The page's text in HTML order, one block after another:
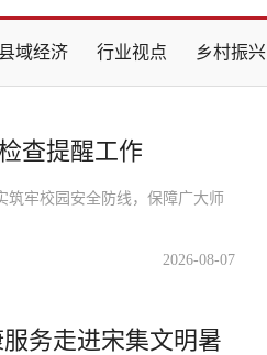
县域经济 行业视点 乡村振兴
查提醒工作
牢校园安全防线，保障广大师
2026-08-07
务走进宋集文明暑